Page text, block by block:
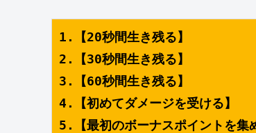
1.【20秒間生き残る】
2.【30秒間生き残る】
3.【60秒間生き残る】
4.【初めてダメージを受ける】
5.【最初のボーナスポイントを集